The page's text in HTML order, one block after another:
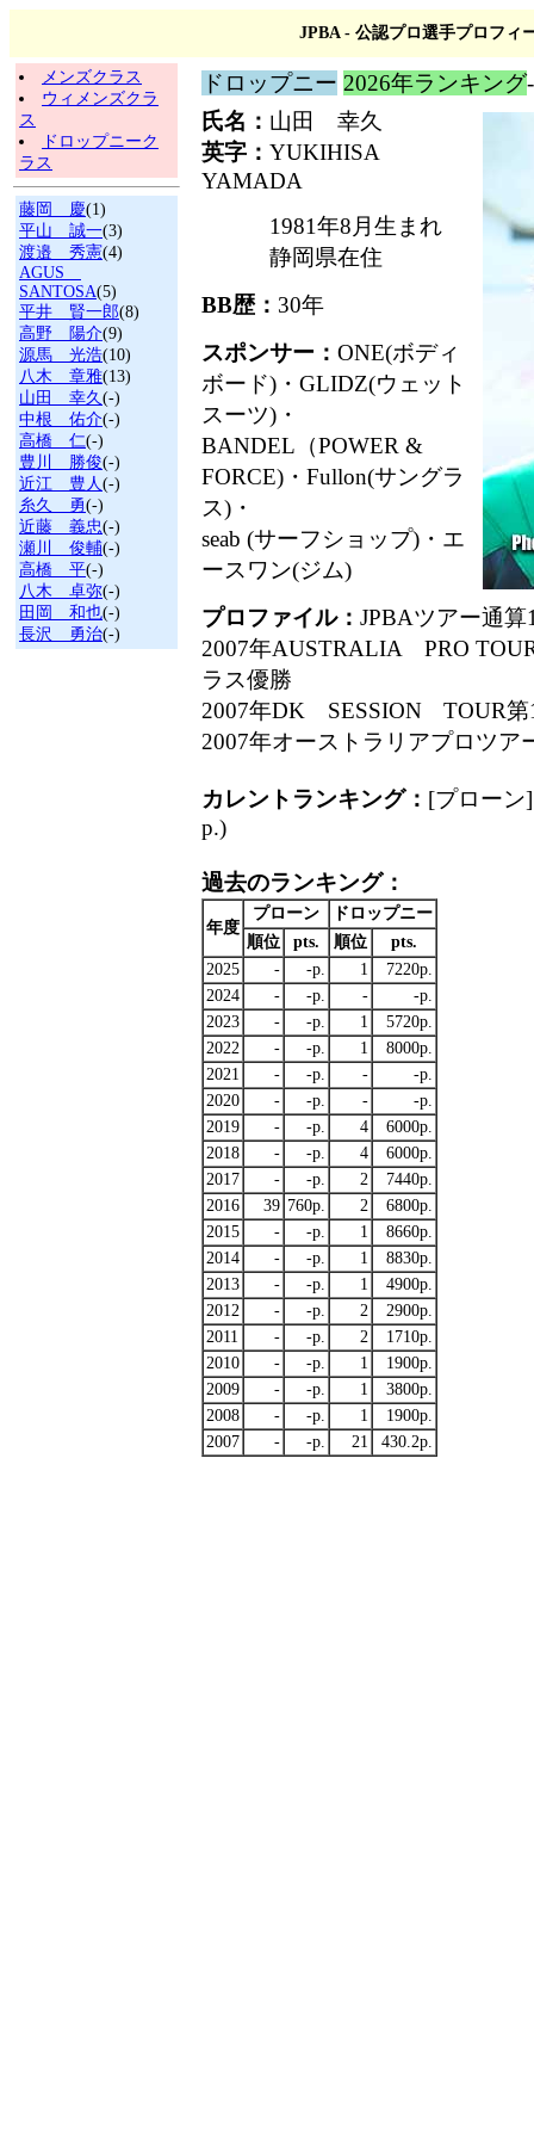
JPBA - 公認プロ選手プロフィ
メンズクラス
ウィメンズクラ
ス
ドロップニーク
ラス
藤岡 慶(1)
平山 誠一(3)
渡邉 秀憲(4)
AGUS
SANTOSA(5)
平井 賢一郎(8)
高野 陽介(9)
源馬 光浩(10)
八木 章雅(13)
山田 幸久(-)
中根 佑介(-)
高橋 仁(-)
豊川 勝俊(-)
近江 豊人(-)
糸久 勇(-)
近藤 義忠(-)
瀬川 俊輔(-)
高橋 平(-)
八木 卓弥(-)
田岡 和也(-)
長沢 勇治(-)
ドロップニー 2026年ランキング
氏名： 山田 幸久
英字： YUKIHISA
YAMADA
1981年8月生まれ
静岡県在住
BB歴： 30年
スポンサー： ONE(ボディ
ボード)・GLIDZ(ウェット
スーツ)・
BANDEL（POWER &
FORCE)・Fullon(サングラ
ス)・
seab (サーフショップ)・エ
ースワン(ジム)
プロファイル： JPBAツアー通
2007年AUSTRALIA PRO
ラス優勝
2007年DK SESSION TOUR
2007年オーストラリアプロツ
カレントランキング： [プローン
p.)
過去のランキング：
年度
プローン
ドロップニー
順位
pts. 順位
pts.
2025
- -p. 1
7220p.
2024
- -p. -
-p.
2023
- -p. 1
5720p.
2022
- -p. 1
8000p.
2021
- -p. -
-p.
2020
- -p. -
-p.
2019
- -p. 4
6000p.
2018
- -p. 4
6000p.
2017
- -p. 2
7440p.
2016
39 760p. 2
6800p.
2015
- -p. 1
8660p.
2014
- -p. 1
8830p.
2013
- -p. 1
4900p.
2012
- -p. 2
2900p.
2011
- -p. 2
1710p.
2010
- -p. 1
1900p.
2009
- -p. 1
3800p.
2008
- -p. 1
1900p.
2007
- -p. 21 430.2p.